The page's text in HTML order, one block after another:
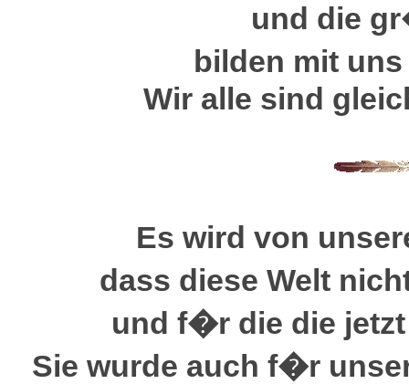
und die
bilden mit
Wir alle sind
Es wird von
dass diese Welt
und f�r die die
Sie wurde auch f�r